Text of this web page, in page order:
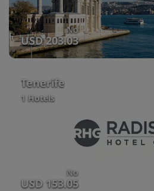
No
USD 203.03
Tenerife
1 Hotels
No
USD 153.05